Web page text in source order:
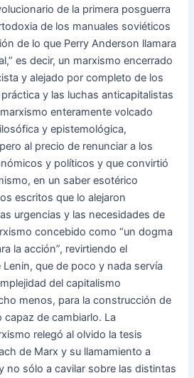
de la primera posguerra
de los manuales soviéticos
de lo que Perry Anderson llamara
es decir, un marxismo encerrado
y alejado por completo de los
y las luchas anticapitalistas
enteramente volcado
y epistemológica,
al precio de renunciar a los
y políticos y que convirtió
en un saber esotérico
escritos que lo alejaron
urgencias y las necesidades de
concebido como “un dogma
la acción”, revirtiendo el
que de poco y nada servía
del capitalismo
menos, para la construcción de
de cambiarlo. La
relegó al olvido la tesis
de Marx y su llamamiento a
no sólo a cavilar sobre las distintas